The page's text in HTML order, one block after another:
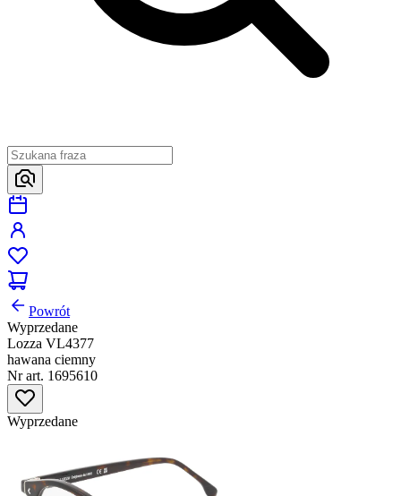
Powrót
Wyprzedane
Lozza VL4377
hawana ciemny
Nr art. 1695610
Wyprzedane